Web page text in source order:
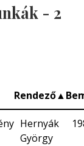
- 2
Rendező▲
Hernyák
György